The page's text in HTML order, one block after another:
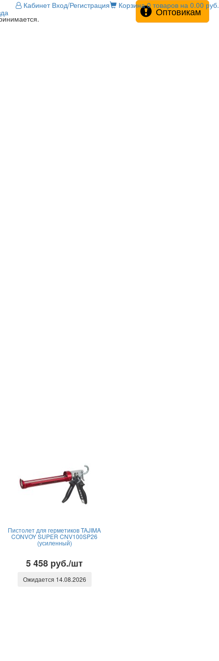
Кабинет Вход/Регистрация Корзина 0 товаров на 0.00 руб.
Оптовикам
Пистолет для герметиков TAJIMA
CONVOY SUPER CNV100SP26
(усиленный)
5 458 руб./шт
Ожидается 14.08.2026